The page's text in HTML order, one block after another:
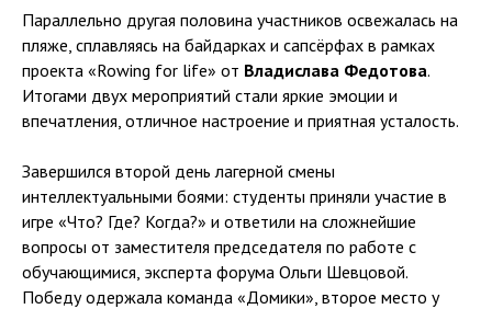
Параллельно другая половина участников освежалась на
пляже, сплавляясь на байдарках и сапсёрфах в рамках
проекта «Rowing for life» от Владислава Федотова.
Итогами двух мероприятий стали яркие эмоции и
впечатления, отличное настроение и приятная усталость.
Завершился второй день лагерной смены
интеллектуальными боями: студенты приняли участие в
игре «Что? Где? Когда?» и ответили на сложнейшие
вопросы от заместителя председателя по работе с
обучающимися, эксперта форума Ольги Шевцовой.
Победу одержала команда «Домики», второе место у